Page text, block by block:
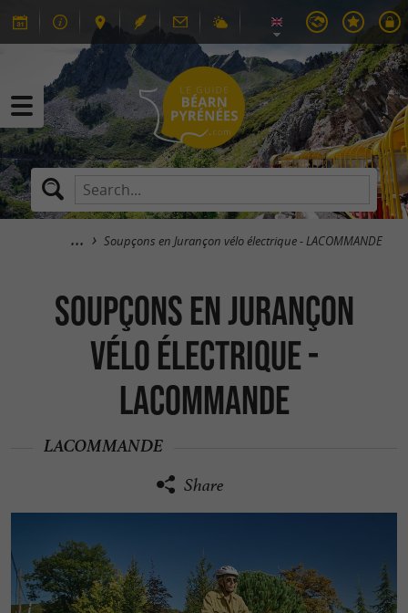
Soupçons en Jurançon vélo électrique - LACOMMANDE
Soupçons en Jurançon
vélo électrique -
LACOMMANDE
LACOMMANDE
Share